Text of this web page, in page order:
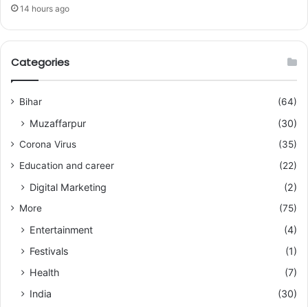
14 hours ago
Categories
Bihar (64)
Muzaffarpur (30)
Corona Virus
(35)
Education and career
(22)
Digital Marketing (2)
More (75)
Entertainment
(4)
Festivals
(1)
Health
(7)
India
(30)